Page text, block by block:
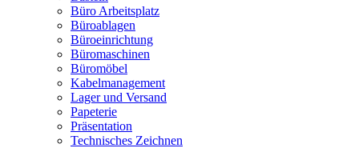
Büro Arbeitsplatz
Büroablagen
Büroeinrichtung
Büromaschinen
Büromöbel
Kabelmanagement
Lager und Versand
Papeterie
Präsentation
Technisches Zeichnen